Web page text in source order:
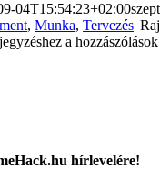
04T15:54:23+02:00
, Munka, Tervezés|
a
hírlevelére!